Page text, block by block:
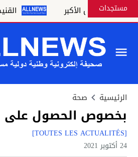
مستجدات
إدريس الأكبر
الرئيسية صحة
بخصوص الحصول على
[TOUTES LES ACTUALITÉS]
24 أكتوبر 2021